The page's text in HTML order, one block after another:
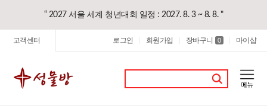
“ 2027 서울 세계 청년대회 일정 : 2027. 8. 3 ~ 8. 8. "
고객센터 로그인 회원가입 장바구니 0 마이샵